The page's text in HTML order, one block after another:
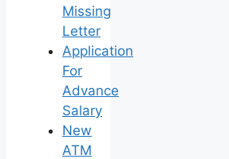
Missing
Letter
Application
For
Advance
Salary
New
ATM